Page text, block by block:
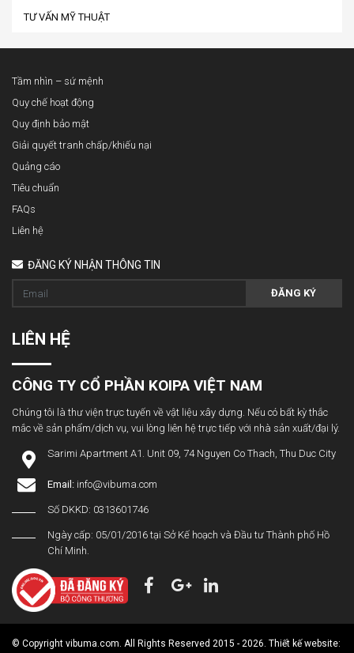
TƯ VẤN MỸ THUẬT
Tầm nhìn – sứ mệnh
Quy chế hoạt động
Quy định bảo mật
Giải quyết tranh chấp/khiếu nại
Quảng cáo
Tiêu chuẩn
FAQs
Liên hệ
ĐĂNG KÝ NHẬN THÔNG TIN
ĐĂNG KÝ
LIÊN HỆ
CÔNG TY CỔ PHẦN KOIPA VIỆT NAM
Chúng tôi là thư viện trực tuyến về vật liệu xây dựng. Nếu có bất kỳ thắc
mắc về sản phẩm/dịch vụ, vui lòng liên hệ trực tiếp với nhà sản xuất/đại lý.
Sarimi Apartment A1. Unit 09, 74 Nguyen Co Thach, Thu Duc City
Email: info@vibuma.com
Số DKKD: 0313601746
Ngày cấp: 05/01/2016 tại Sở Kế hoạch và Đầu tư Thành phố Hồ
Chí Minh.
© Copyright vibuma.com. All Rights Reserved 2015 - 2026. Thiết kế website: